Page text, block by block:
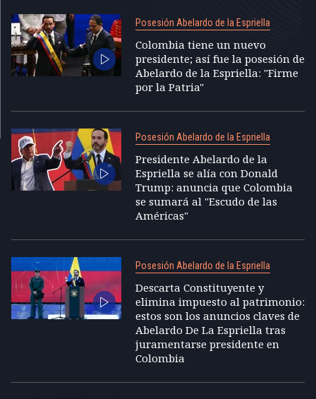
Posesión Abelardo de la Espriella
Colombia tiene un nuevo
presidente; así fue la posesión de
Abelardo de la Espriella: "Firme
por la Patria"
Posesión Abelardo de la Espriella
Presidente Abelardo de la
Espriella se alía con Donald
Trump: anuncia que Colombia
se sumará al "Escudo de las
Américas"
Posesión Abelardo de la Espriella
Descarta Constituyente y
elimina impuesto al patrimonio:
estos son los anuncios claves de
Abelardo De La Espriella tras
juramentarse presidente en
Colombia